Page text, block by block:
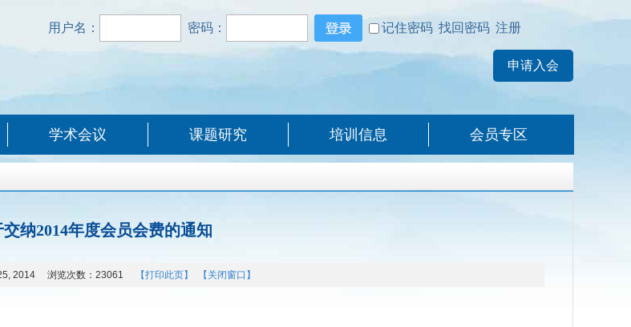
用户名： 密码： 记住密码 找回密码 注册
学术会议 课题研究 培训信息 会员专区
交纳2014年度会员会费的通知
2014浏览次数： 23061 【打印此页】 【关闭窗口】